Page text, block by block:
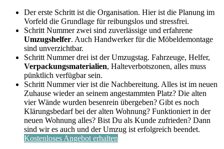
Der erste Schritt ist die Organisation. Hier ist die Planung im
Vorfeld die Grundlage für reibungslos und stressfrei.
Schritt Nummer zwei sind zuverlässige und erfahrene
Umzugshelfer. Auch Handwerker für die Möbeldemontage
sind unverzichtbar.
Schritt Nummer drei ist der Umzugstag. Fahrzeuge, Helfer,
Verpackungsmaterialien, Halteverbotszonen, alles muss
pünktlich verfügbar sein.
Schritt Nummer vier ist die Nachbereitung. Alles ist im neuen
Zuhause wieder an seinem angestammten Platz? Die alten
vier Wände wurden besenrein übergeben? Gibt es noch
Klärungsbedarf bei der alten Wohnung? Funktioniert in der
neuen Wohnung alles? Bist Du als Kunde zufrieden? Dann
sind wir es auch und der Umzug ist erfolgreich beendet.
Kostenloses Angebot erhalten